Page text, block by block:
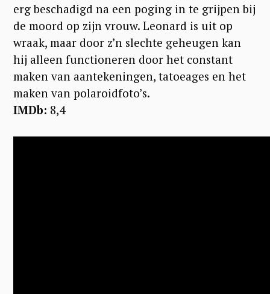
erg beschadigd na een poging in te grijpen bij
de moord op zijn vrouw. Leonard is uit op
wraak, maar door z’n slechte geheugen kan
hij alleen functioneren door het constant
maken van aantekeningen, tatoeages en het
maken van polaroidfoto’s.
IMDb: 8,4